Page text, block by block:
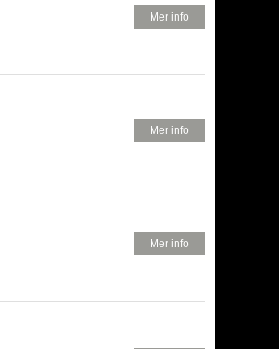
Mer info
Mer info
Mer info